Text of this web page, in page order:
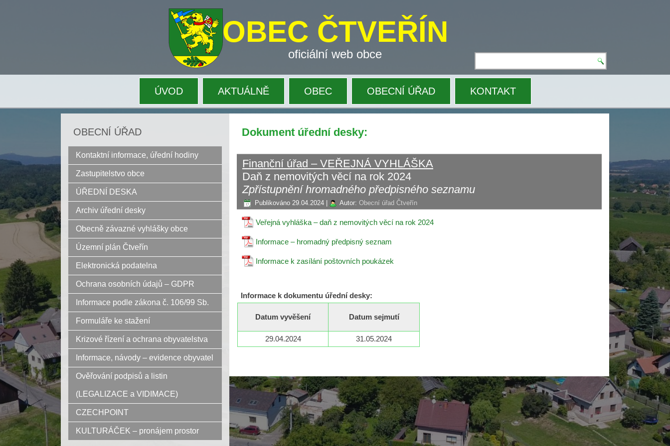
OBEC ČTVEŘÍN
oficiální web obce
ÚVOD AKTUÁLNĚ OBEC OBECNÍ ÚŘAD KONTAKT
OBECNÍ ÚŘAD
Kontaktní informace, úřední hodiny
Zastupitelstvo obce
ÚŘEDNÍ DESKA
Archiv úřední desky
Obecně závazné vyhlášky obce
Územní plán Čtveřín
Elektronická podatelna
Ochrana osobních údajů – GDPR
Informace podle zákona č. 106/99 Sb.
Formuláře ke stažení
Krizové řízení a ochrana obyvatelstva
Informace, návody – evidence obyvatel
Ověřování podpisů a listin
(LEGALIZACE a VIDIMACE)
CZECHPOINT
KULTURÁČEK – pronájem prostor
Dokument úřední desky:
Finanční úřad – VEŘEJNÁ VYHLÁŠKA
Daň z nemovitých věcí na rok 2024
Zpřístupnění hromadného předpisného seznamu
Publikováno 29.04.2024 Autor: Obecní úřad Čtveřín
Veřejná vyhláška – daň z nemovitých věcí na rok 2024
Informace – hromadný předpisný seznam
Informace k zasílání poštovních poukázek
Informace k dokumentu úřední desky:
Datum vyvěšení Datum sejmutí
29.04.2024 31.05.2024